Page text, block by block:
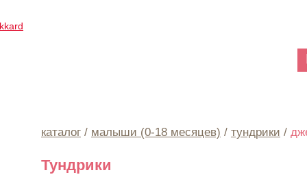
каталог / малыши (0-18 месяцев) / тундрики /
Тундрики